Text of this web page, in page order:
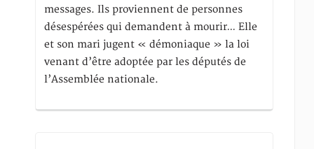
messages. Ils proviennent de personnes
désespérées qui demandent à mourir… Elle
et son mari jugent « démoniaque » la loi
venant d’être adoptée par les députés de
l’Assemblée nationale.